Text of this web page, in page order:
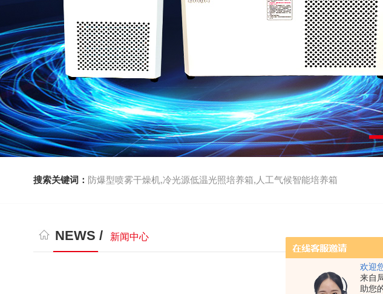
欢迎
来自
助您
搜索关键词： 防爆型喷雾干燥机,冷光源低温光照培养箱,人工气候智能培养箱
NEWS / 新闻中心
哪些因素会